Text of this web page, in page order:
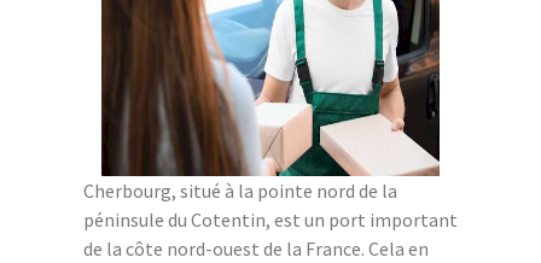
Cherbourg, situé à la pointe nord de la
péninsule du Cotentin, est un port important
de la côte nord-ouest de la France. Cela en